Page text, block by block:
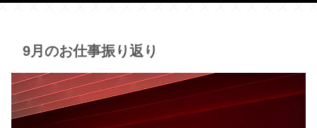
9月のお仕事振り返り